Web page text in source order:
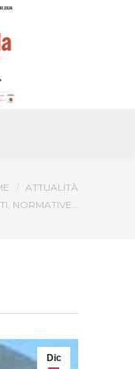
ATTUALITÀ
NORMATIVE…
Dic